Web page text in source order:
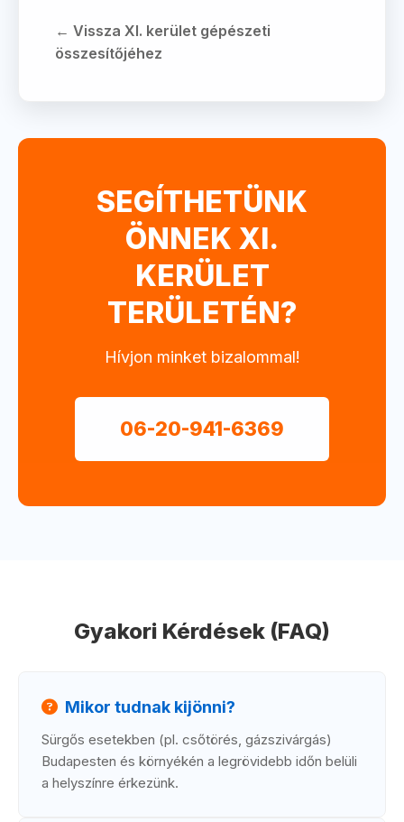
← Vissza XI. kerület gépészeti
összesítőjéhez
SEGÍTHETÜNK
ÖNNEK XI.
KERÜLET
TERÜLETÉN?
Hívjon minket bizalommal!
06-20-941-6369
Gyakori Kérdések (FAQ)
Mikor tudnak kijönni?
Sürgős esetekben (pl. csőtörés, gázszivárgás)
Budapesten és környékén a legrövidebb időn belüli
a helyszínre érkezünk.